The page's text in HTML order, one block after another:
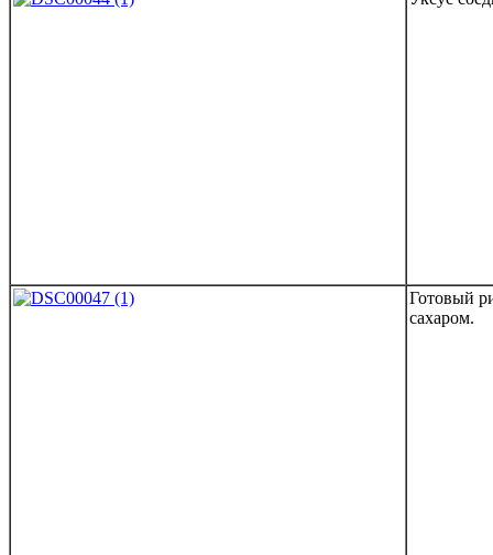
Готовый
сахаром.